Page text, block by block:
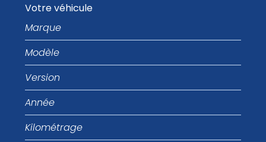
Votre véhicule
Marque
Modèle
Version
Année
Kilométrage